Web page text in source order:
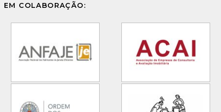
EM COLABORAÇÃO: